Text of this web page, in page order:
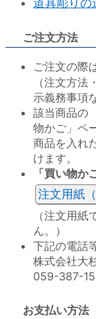
道具彫り
ご注文方法
ご注文の際
（注文方
示義務事項
該当商品の
物かご」ペ
商品を入れ
けます。
「買い物
注文用紙
（注文用
ん。）
下記の電話
株式会社
059-387-
お支払い方法